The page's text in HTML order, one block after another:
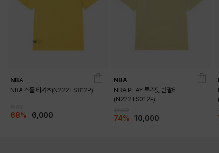
NBA
NBA 스몰 티셔츠(N222TS812P)
68% 6,000
NBA
NBA PLAY 루즈핏 반팔티
(N222TS012P)
74% 10,000